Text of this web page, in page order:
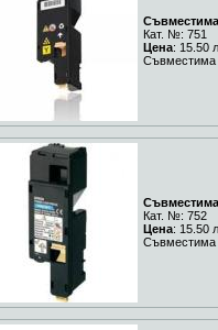
Съвместима
Кат. №: 751
Цена: 15.50
Съвместима
Съвместима
Кат. №: 752
Цена: 15.50
Съвместима